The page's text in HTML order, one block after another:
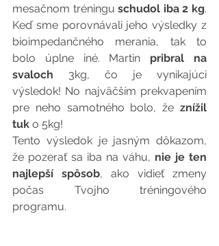
mesačnom tréningu schudol iba 2 kg.
Keď sme porovnávali jeho výsledky z
bioimpedančného merania, tak to
bolo úplne iné. Martin pribral na
svaloch 3kg, čo je vynikajúci
výsledok! No najväčším prekvapením
pre neho samotného bolo, že znížil
tuk o 5kg!
Tento výsledok je jasným dôkazom,
že pozerať sa iba na váhu, nie je ten
najlepší spôsob, ako vidieť zmeny
počas Tvojho tréningového
programu.